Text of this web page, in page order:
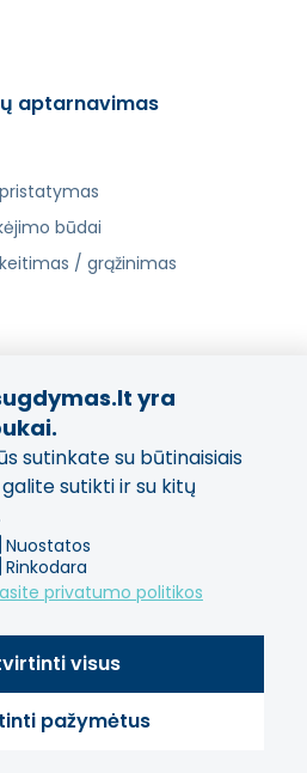
aptarnavimas
būdai
/ grąžinimas
patirtimi!
mums
atsiliepimą
Visos teisės saugomos.
yra
sutinkate su būtinaisiais
sutikti ir su kitų
Nuostatos
Rinkodara
privatumo politikos
visus
pažymėtus